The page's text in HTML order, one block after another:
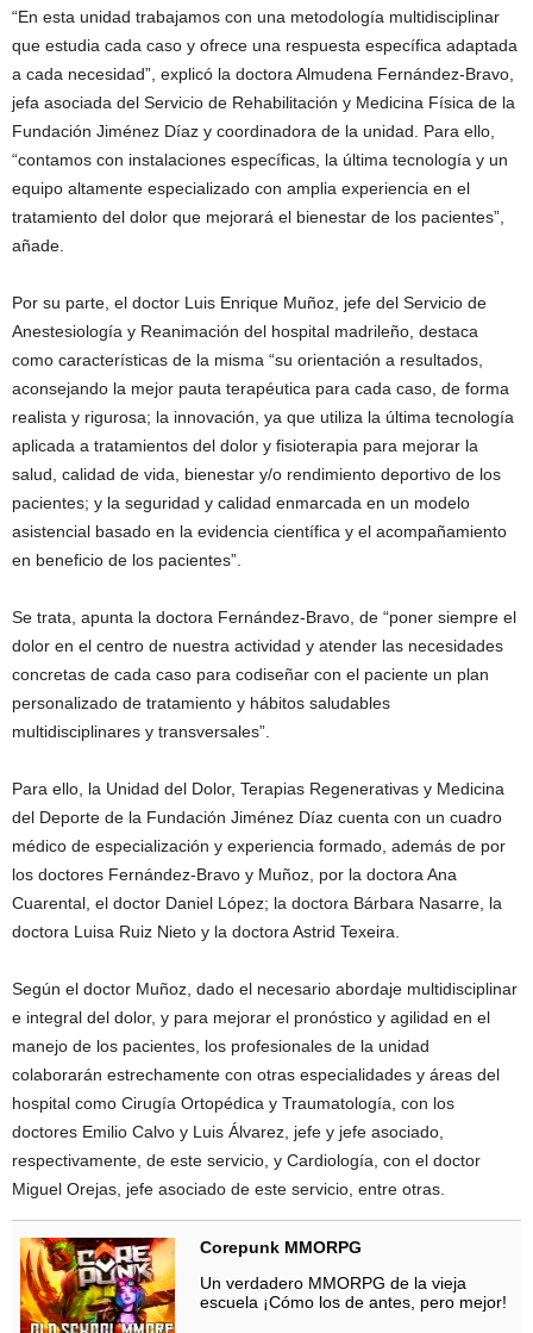
“En esta unidad trabajamos con una metodología multidisciplinar
que estudia cada caso y ofrece una respuesta específica adaptada
a cada necesidad”, explicó la doctora Almudena Fernández-Bravo,
jefa asociada del Servicio de Rehabilitación y Medicina Física de la
Fundación Jiménez Díaz y coordinadora de la unidad. Para ello,
“contamos con instalaciones específicas, la última tecnología y un
equipo altamente especializado con amplia experiencia en el
tratamiento del dolor que mejorará el bienestar de los pacientes”,
añade.
Por su parte, el doctor Luis Enrique Muñoz, jefe del Servicio de
Anestesiología y Reanimación del hospital madrileño, destaca
como características de la misma “su orientación a resultados,
aconsejando la mejor pauta terapéutica para cada caso, de forma
realista y rigurosa; la innovación, ya que utiliza la última tecnología
aplicada a tratamientos del dolor y fisioterapia para mejorar la
salud, calidad de vida, bienestar y/o rendimiento deportivo de los
pacientes; y la seguridad y calidad enmarcada en un modelo
asistencial basado en la evidencia científica y el acompañamiento
en beneficio de los pacientes”.
Se trata, apunta la doctora Fernández-Bravo, de “poner siempre el
dolor en el centro de nuestra actividad y atender las necesidades
concretas de cada caso para codiseñar con el paciente un plan
personalizado de tratamiento y hábitos saludables
multidisciplinares y transversales”.
Para ello, la Unidad del Dolor, Terapias Regenerativas y Medicina
del Deporte de la Fundación Jiménez Díaz cuenta con un cuadro
médico de especialización y experiencia formado, además de por
los doctores Fernández-Bravo y Muñoz, por la doctora Ana
Cuarental, el doctor Daniel López; la doctora Bárbara Nasarre, la
doctora Luisa Ruiz Nieto y la doctora Astrid Texeira.
Según el doctor Muñoz, dado el necesario abordaje multidisciplinar
e integral del dolor, y para mejorar el pronóstico y agilidad en el
manejo de los pacientes, los profesionales de la unidad
colaborarán estrechamente con otras especialidades y áreas del
hospital como Cirugía Ortopédica y Traumatología, con los
doctores Emilio Calvo y Luis Álvarez, jefe y jefe asociado,
respectivamente, de este servicio, y Cardiología, con el doctor
Miguel Orejas, jefe asociado de este servicio, entre otras.
Corepunk MMORPG
Un verdadero MMORPG de la vieja
escuela ¡Cómo los de antes, pero mejor!